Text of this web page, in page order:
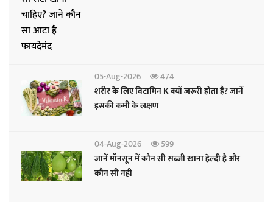
05-Aug-2026
474
शरीर के लिए विटामिन K क्यों जरूरी होता है? जानें
इसकी कमी के लक्षण
04-Aug-2026
599
जानें मॉनसून में कौन सी सब्जी खाना हेल्दी है और
कौन सी नहीं